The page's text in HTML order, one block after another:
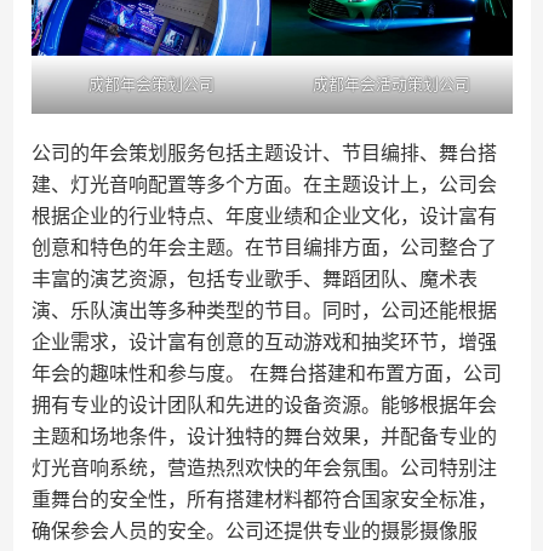
成都年会策划公司 成都年会活动策划公司
公司的年会策划服务包括主题设计、节目编排、舞台搭
建、灯光音响配置等多个方面。在主题设计上，公司会
根据企业的行业特点、年度业绩和企业文化，设计富有
创意和特色的年会主题。在节目编排方面，公司整合了
丰富的演艺资源，包括专业歌手、舞蹈团队、魔术表
演、乐队演出等多种类型的节目。同时，公司还能根据
企业需求，设计富有创意的互动游戏和抽奖环节，增强
年会的趣味性和参与度。 在舞台搭建和布置方面，公司
拥有专业的设计团队和先进的设备资源。能够根据年会
主题和场地条件，设计独特的舞台效果，并配备专业的
灯光音响系统，营造热烈欢快的年会氛围。公司特别注
重舞台的安全性，所有搭建材料都符合国家安全标准，
确保参会人员的安全。公司还提供专业的摄影摄像服